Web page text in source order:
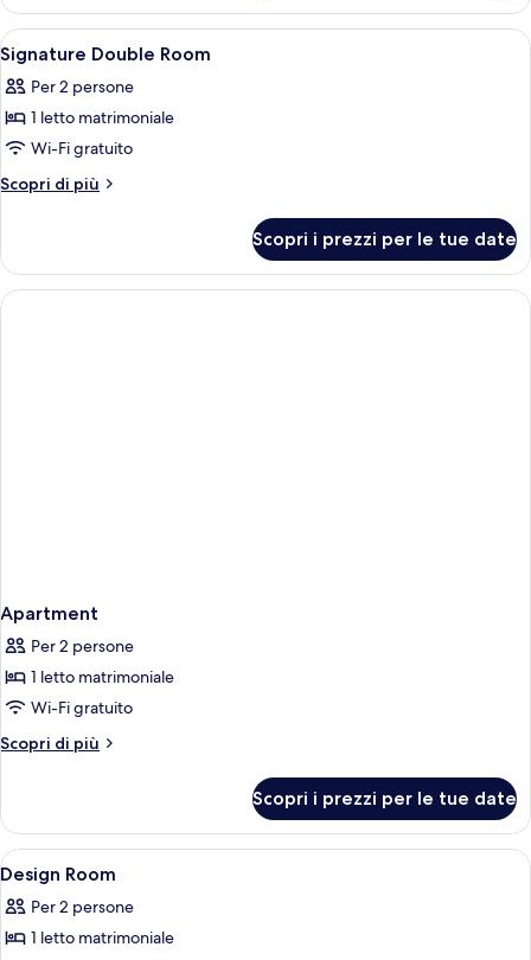
Signature
Apri
tutte
le
foto
per
Signature
Bagno | Doccia, asciugacapelli,
1
Signature Double Room
Per 2 persone
1 letto matrimoniale
Wi-Fi gratuito
Scopri di più
Altri
Double
Room
Scopri i prezzi per le tue date
Apartment
Per 2 persone
1 letto matrimoniale
Wi-Fi gratuito
Scopri di più
Altri
Scopri i prezzi per le tue date
Apri
tutte
le
foto
Biancheria da letto di alta qualità,
3
Design Room
Per 2 persone
1 letto matrimoniale